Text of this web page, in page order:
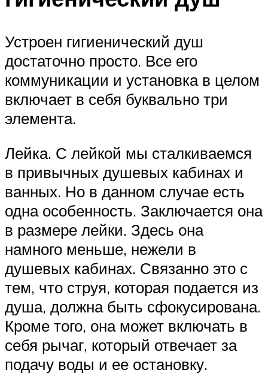
Устроен гигиенический душ
достаточно просто. Все его
коммуникации и установка в целом
включает в себя буквально три
элемента.
Лейка. С лейкой мы сталкиваемся
в привычных душевых кабинах и
ванных. Но в данном случае есть
одна особенность. Заключается она
в размере лейки. Здесь она
намного меньше, нежели в
душевых кабинах. Связанно это с
тем, что струя, которая подается из
душа, должна быть сфокусирована.
Кроме того, она может включать в
себя рычаг, который отвечает за
подачу воды и ее остановку.